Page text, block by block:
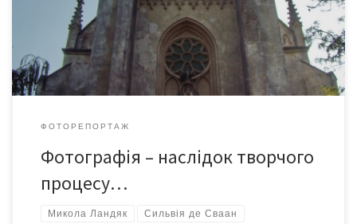
Миколою Ландяком.
ФОТОРЕПОРТАЖ
Фотографія – наслідок творчого
процесу…
Микола Ландяк Сильвія де Сваан